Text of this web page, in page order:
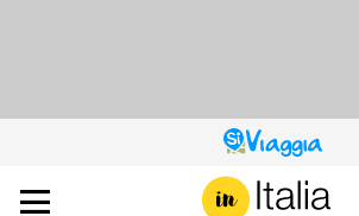
QUESTO
SITO
CONTRIBUISCE
ALL’AUDIENCE
DI